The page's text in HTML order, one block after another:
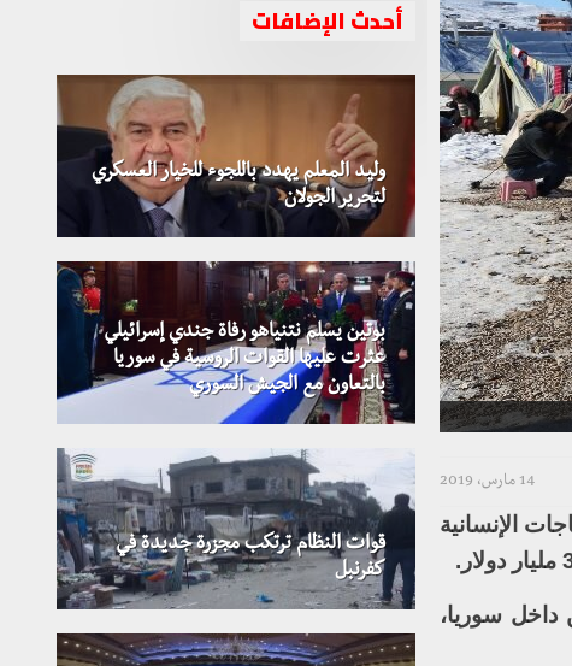
14 مارس، 2019
الإنسانية
داخل سوريا،
أحدث الإضافات
وليد المعلم يهدد باللجوء للخيار العسكري
لتحرير الجولان
بوتين يسلم نتنياهو رفاة جندي إسرائيلي
عثرت عليها القوات الروسية في سوريا
بالتعاون مع الجيش السوري
قوات النظام ترتكب مجزرة جديدة في
كفرنبل